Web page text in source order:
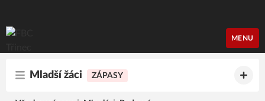
FBC Třinec
MENU
Mladší žáci ZÁPASY